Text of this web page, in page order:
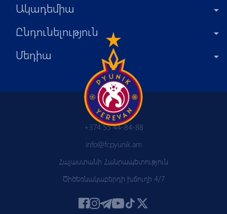
Ակադեմիա
Ընդունելություն
Մեդիա
+374 55 44-84-88
info@fcpyunik.am
Հայաստանի Հանրապետություն
Ծիծեռնակաբերդի խճուղի 4/7